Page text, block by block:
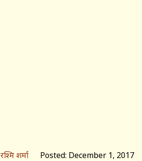
रश्मि शर्मा Posted: December 1, 2017